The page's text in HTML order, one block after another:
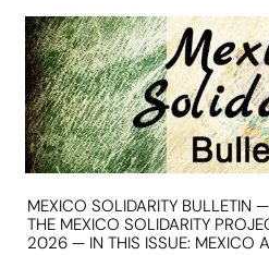
MEXICO SOLIDARITY BULLETIN
THE MEXICO SOLIDARITY
2026 — IN THIS ISSUE: MEXICO